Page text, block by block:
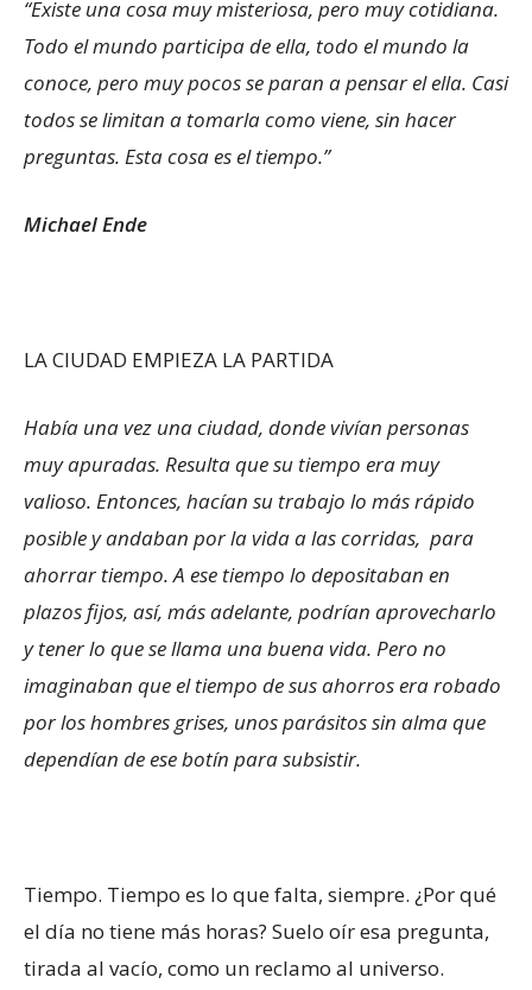
“Existe una cosa muy misteriosa, pero muy cotidiana.
Todo el mundo participa de ella, todo el mundo la
conoce, pero muy pocos se paran a pensar el ella. Casi
todos se limitan a tomarla como viene, sin hacer
preguntas. Esta cosa es el tiempo.”
Michael Ende
LA CIUDAD EMPIEZA LA PARTIDA
Había una vez una ciudad, donde vivían personas
muy apuradas. Resulta que su tiempo era muy
valioso. Entonces, hacían su trabajo lo más rápido
posible y andaban por la vida a las corridas, para
ahorrar tiempo. A ese tiempo lo depositaban en
plazos fijos, así, más adelante, podrían aprovecharlo
y tener lo que se llama una buena vida. Pero no
imaginaban que el tiempo de sus ahorros era robado
por los hombres grises, unos parásitos sin alma que
dependían de ese botín para subsistir.
Tiempo. Tiempo es lo que falta, siempre. ¿Por qué
el día no tiene más horas? Suelo oír esa pregunta,
tirada al vacío, como un reclamo al universo.